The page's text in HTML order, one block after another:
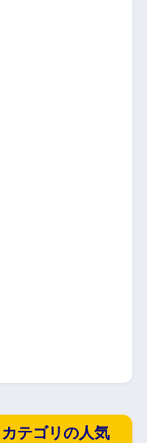
テゴリの人気